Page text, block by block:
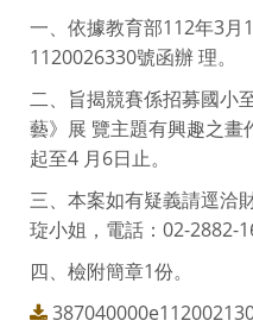
一、依據教育部112年3月
1120026330號函辦 理。
二、旨揭競賽係招募國小
藝》展 覽主題有興趣之畫
起至4 月6日止。
三、本案如有疑義請逕洽
琁小姐，電話：02-2882-
四、檢附簡章1份。